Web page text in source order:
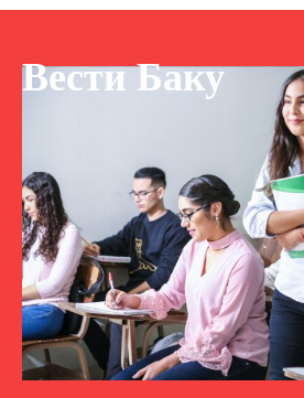
Вести Баку